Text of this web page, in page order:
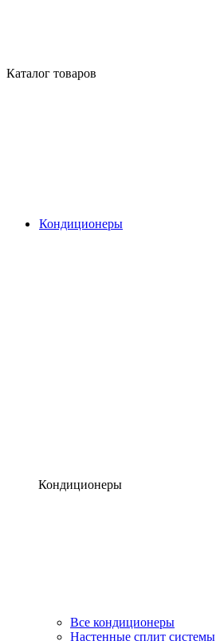
Каталог товаров
Кондиционеры
Кондиционеры
Все кондиционеры
Настенные сплит системы